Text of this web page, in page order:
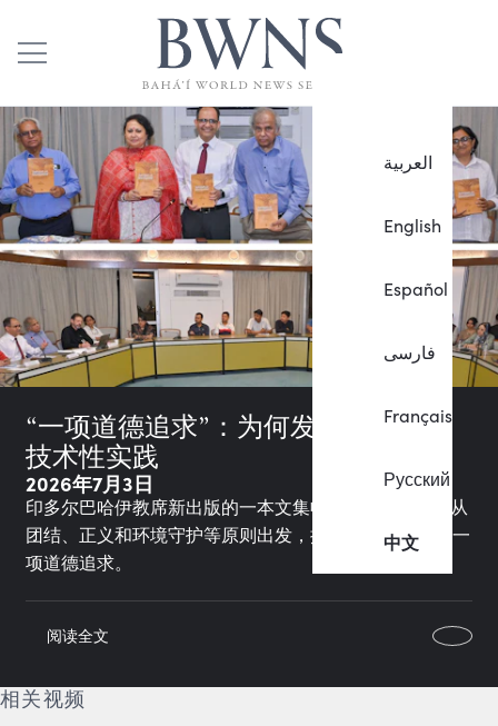
العربية
English
Español
فارسی
Français
Русский
中文
“一项道德追求”：为何发展不仅仅是
技术性实践
2026年7月3日
印多尔巴哈伊教席新出版的一本文集收录了14篇文章，从
团结、正义和环境守护等原则出发，探讨发展何以成为一
项道德追求。
阅读全文
相关视频